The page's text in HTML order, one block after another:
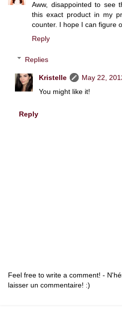
Aww, disappointed to see
this exact product in my
counter. I hope I can figure
Reply
Replies
Kristelle
May 22,
You might like it!
Reply
Feel free to write a comment! -
laisser un commentaire! :)